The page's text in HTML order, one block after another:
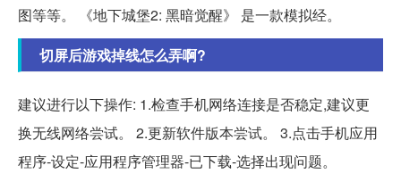
图等等。 《地下城堡2: 黑暗觉醒》 是一款模拟经。
切屏后游戏掉线怎么弄啊?
建议进行以下操作: 1.检查手机网络连接是否稳定,建议更
换无线网络尝试。 2.更新软件版本尝试。 3.点击手机应用
程序-设定-应用程序管理器-已下载-选择出现问题。